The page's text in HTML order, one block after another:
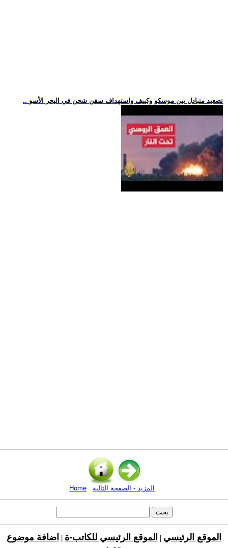
.. تصعيد متبادل بين موسكو وكييف واستهداف سفن شحن في البحر الأسو
Home المزيد - الصفحة التالية
الموقع الرئيسي الموقع الرئيسي للكاتب-ة
اضافة موضوع